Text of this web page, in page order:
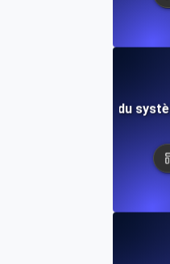
de la fiabilité du